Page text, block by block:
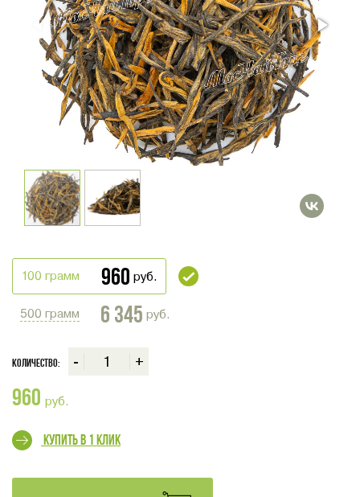
100 грамм 960 руб.
500 грамм 6 345 руб.
Количество: - +
960 руб.
Купить в 1 клик